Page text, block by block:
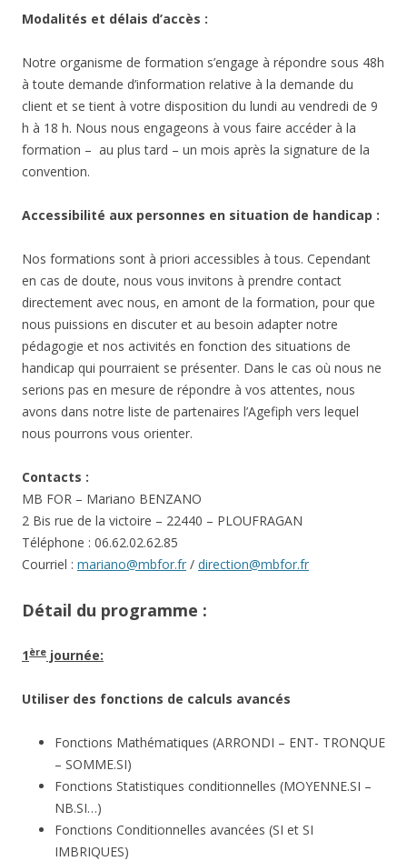
Modalités et délais d’accès :
Notre organisme de formation s’engage à répondre sous 48h
à toute demande d’information relative à la demande du
client et se tient à votre disposition du lundi au vendredi de 9
h à 18 h. Nous nous engageons à vous faire accéder à la
formation – au plus tard – un mois après la signature de la
convention.
Accessibilité aux personnes en situation de handicap :
Nos formations sont à priori accessibles à tous. Cependant
en cas de doute, nous vous invitons à prendre contact
directement avec nous, en amont de la formation, pour que
nous puissions en discuter et au besoin adapter notre
pédagogie et nos activités en fonction des situations de
handicap qui pourraient se présenter. Dans le cas où nous ne
serions pas en mesure de répondre à vos attentes, nous
avons dans notre liste de partenaires l’Agefiph vers lequel
nous pourrons vous orienter.
Contacts :
MB FOR – Mariano BENZANO
2 Bis rue de la victoire – 22440 – PLOUFRAGAN
Téléphone : 06.62.02.62.85
Courriel : mariano@mbfor.fr / direction@mbfor.fr
Détail du programme :
1ère journée:
Utiliser des fonctions de calculs avancés
Fonctions Mathématiques (ARRONDI – ENT- TRONQUE
– SOMME.SI)
Fonctions Statistiques conditionnelles (MOYENNE.SI –
NB.SI…)
Fonctions Conditionnelles avancées (SI et SI
IMBRIQUES)